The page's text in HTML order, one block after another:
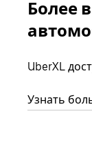
Более
UberXL
Узнать